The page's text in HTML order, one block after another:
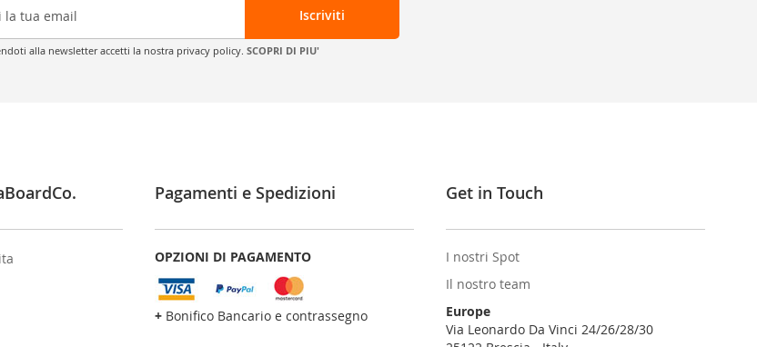
Iscriviti
alla newsletter accetti la nostra privacy policy. SCOPRI DI PIU'
Pagamenti e Spedizioni
OPZIONI DI PAGAMENTO
+ Bonifico Bancario e contrassegno
Get in Touch
I nostri Spot
Il nostro team
Europe
Via Leonardo Da Vinci 24/26/28/30